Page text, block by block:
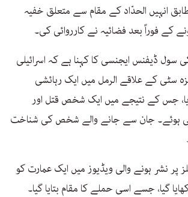
انہیں الحدّاد کے مقام سے متعلق خفیہ
کے فوراً بعد فضائیہ نے کارروائی کی۔
ڈیفنس ایجنسی کا کہنا ہے کہ اسرائیلی
سٹی کے علاقے الرمل میں ایک رہائشی
جس کے نتیجے میں ایک شخص قتل اور
زخمی ہوئے۔ جان سے جانے والے شخص کی شناخت
پر نشر ہونے والی ویڈیوز میں ایک عمارت کو
گیا، جسے اسی حملے کا مقام بتایا گیا۔